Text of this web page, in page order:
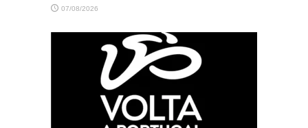
07/08/2026